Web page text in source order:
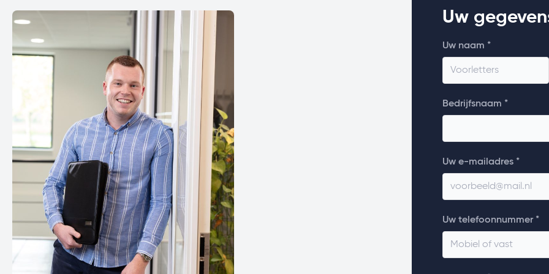
Uw
Uw naam *
Bedrijfsnaam *
Uw e-mailadres *
Uw telefoonnummer *